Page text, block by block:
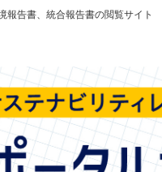
報告書、統合報告書の閲覧サイト